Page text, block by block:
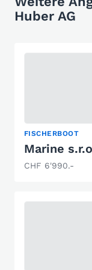
Huber AG
FISCHERBOOT
CHF 6'990.-